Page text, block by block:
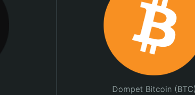
Dompet Bitcoin (BTC)